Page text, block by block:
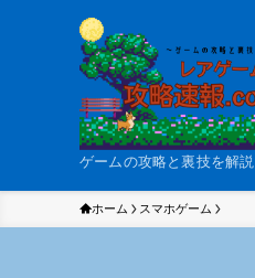
ゲームの攻略と裏技を解説
ホーム スマホゲーム